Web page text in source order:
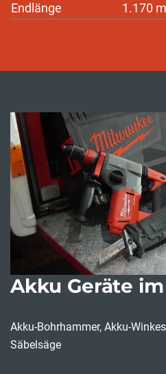
Endlänge
1.170
Akku Geräte im
Akku-Bohrhammer, Akku-
Säbelsäge